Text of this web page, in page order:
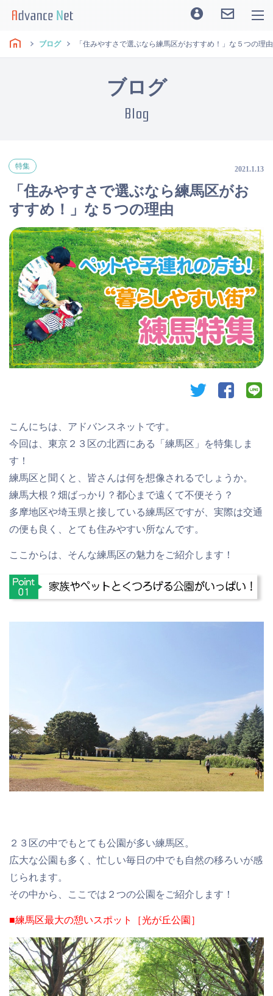
ブログ 「住みやすさで選ぶなら練馬区がおすすめ！」な５つの理由
ブログ
Blog
特集 2021.1.13
「住みやすさで選ぶなら練馬区がお
すすめ！」な５つの理由
twitter facebook
こんにちは、アドバンスネットです。
今回は、東京２３区の北西にある
「練馬区」を特集しま
す！
練馬区と聞くと、皆さんは何を想像されるでしょうか。
練馬大根？畑ばっかり？都心まで遠くて不便そう？
多摩地区や埼玉県と接している練馬区ですが、実際は交通
の便も良く、とても住みやすい所なんです。
ここからは、そんな練馬区の魅力をご紹介します！
２３区の中でもとても公園が多い練馬区。
広大な公園も多く、忙しい毎日の中でも自然の移ろいが感
じられます。
その中から、ここでは２つの公園をご紹介します！
■練馬区最大の憩いスポット［光が丘公園］